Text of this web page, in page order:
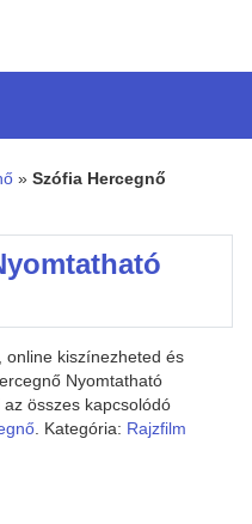
» Szófia Hercegnő
online kiszínezheted és
Nyomtatható
összes kapcsolódó
. Kategória: Rajzfilm